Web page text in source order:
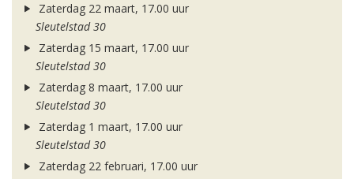
Zaterdag 22 maart, 17.00 uur
Sleutelstad 30
Zaterdag 15 maart, 17.00 uur
Sleutelstad 30
Zaterdag 8 maart, 17.00 uur
Sleutelstad 30
Zaterdag 1 maart, 17.00 uur
Sleutelstad 30
Zaterdag 22 februari, 17.00 uur